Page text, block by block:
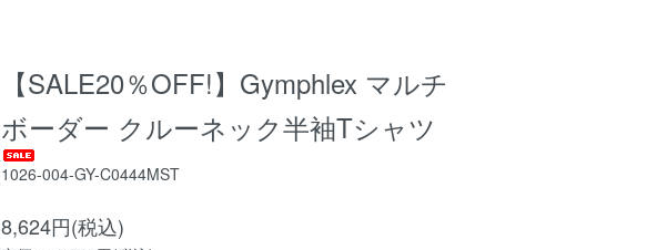
【SALE20％OFF!】Gymphlex マルチ
ボーダー クルーネック半袖Tシャツ
1026-004-GY-C0444MST
8,624円(税込)